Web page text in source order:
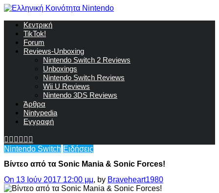
Κεντρική
TikTok!
Forum
Reviews-Unboxing
Nintendo Switch 2 Reviews
Unboxings
Nintendo Switch Reviews
Wii U Reviews
Nintendo 3DS Reviews
Άρθρα
Nintypedia
Εγγραφή
Nintendo Switch Ειδήσεις
Βίντεο από τα Sonic Mania & Sonic Forces!
On 13 Ιούν 2017 12:00 μμ, by Braveheart1980